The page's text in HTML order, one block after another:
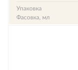
Упаковка
Фасовка, мл